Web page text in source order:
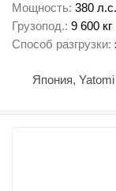
Мощность 380
Грузопод. 9 600 кг
Способ разгрузки
Япония, Yatomi